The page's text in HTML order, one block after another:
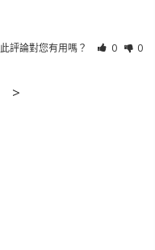
此評論對您有用嗎？ 0 0
>